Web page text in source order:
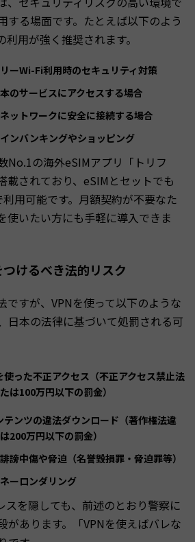
する場面です。たとえば以下のよう
用が強く推奨されます。
ーWi-Fi利用時のセキュリティ対策
のサービスにアクセスする場合
ットワークに安全に接続する場合
ンバンキングやショッピング
No.1の海外eSIMアプリ「トリフ
載されており、eSIMとセットでも
用可能です。月額契約が不要なた
使いたい方にも手軽に導入できま
けるべき法的リスク
ですが、VPNを使って以下のような
日本の法律に基づいて処罰される可
った不正アクセス（不正アクセス禁止法
は100万円以下の罰金）
ンツの違法ダウンロード（著作権法違
200万円以下の罰金）
謗中傷や脅迫（名誉毀損罪・脅迫罪等）
ーロンダリング
スを隠しても、前述のとおり警察に
があります。「VPNを使えばバレな